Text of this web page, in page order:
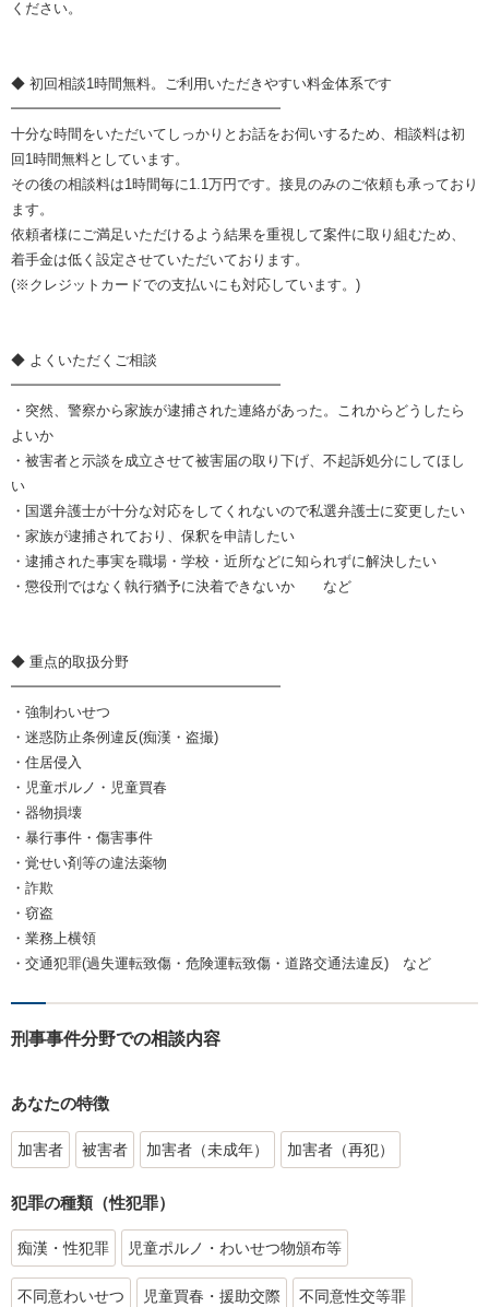
ください。
◆ 初回相談1時間無料。ご利用いただきやすい料金体系です
━━━━━━━━━━━━━━━━━━━
十分な時間をいただいてしっかりとお話をお伺いするため、相談料は初
回1時間無料としています。
その後の相談料は1時間毎に1.1万円です。接見のみのご依頼も承っており
ます。
依頼者様にご満足いただけるよう結果を重視して案件に取り組むため、
着手金は低く設定させていただいております。
(※クレジットカードでの支払いにも対応しています。)
◆ よくいただくご相談
━━━━━━━━━━━━━━━━━━━
・突然、警察から家族が逮捕された連絡があった。これからどうしたら
よいか
・被害者と示談を成立させて被害届の取り下げ、不起訴処分にしてほし
い
・国選弁護士が十分な対応をしてくれないので私選弁護士に変更したい
・家族が逮捕されており、保釈を申請したい
・逮捕された事実を職場・学校・近所などに知られずに解決したい
・懲役刑ではなく執行猶予に決着できないか など
◆ 重点的取扱分野
━━━━━━━━━━━━━━━━━━━
・強制わいせつ
・迷惑防止条例違反(痴漢・盗撮)
・住居侵入
・児童ポルノ・児童買春
・器物損壊
・暴行事件・傷害事件
・覚せい剤等の違法薬物
・詐欺
・窃盗
・業務上横領
・交通犯罪(過失運転致傷・危険運転致傷・道路交通法違反) など
刑事事件分野での相談内容
あなたの特徴
加害者 被害者 加害者（未成年） 加害者（再犯）
犯罪の種類（性犯罪）
痴漢・性犯罪 児童ポルノ・わいせつ物頒布等
不同意わいせつ 児童買春・援助交際 不同意性交等罪